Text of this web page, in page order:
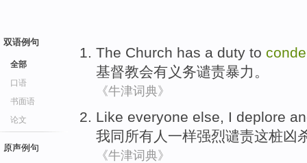
双语例句
全部
口语
书面语
论文
原声例句
The Church has a duty to
基督教会有义务谴责暴力 。
《牛津词典》
Like everyone else, I deplore
我同 所有人 一样强烈谴责这桩凶
《牛津词典》